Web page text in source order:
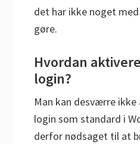
det har ikke noget
gøre.
Hvordan
login?
Man kan desværre
login som standard i
derfor nødsaget til at